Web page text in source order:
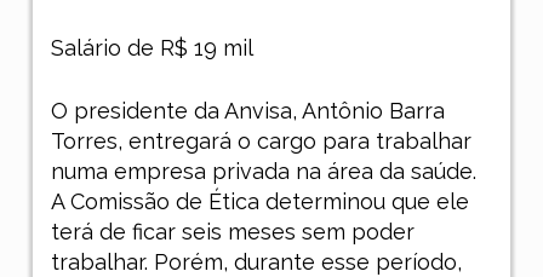
Salário de R$ 19 mil
O presidente da Anvisa, Antônio Barra
Torres, entregará o cargo para trabalhar
numa empresa privada na área da saúde.
A Comissão de Ética determinou que ele
terá de ficar seis meses sem poder
trabalhar. Porém, durante esse período,